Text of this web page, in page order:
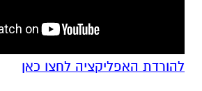
להורדת האפליקציה לחצו כאן